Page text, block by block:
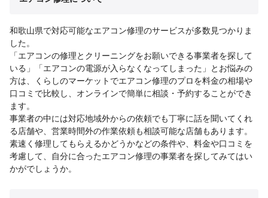
和歌山県で対応可能なエアコン修理のサービスが多数見つかりま
した。
「エアコンの修理とクリーニングをお願いできる事業者を探して
いる」「エアコンの電源が入らなくなってしまった」とお悩みの
方は、くらしのマーケットでエアコン修理のプロを料金の相場や
口コミで比較し、オンラインで簡単に相談・予約することができ
ます。
事業者の中には対応地域外からの依頼でも丁寧に話を聞いてくれ
る店舗や、営業時間外の作業依頼も相談可能な店舗もあります。
素速く修理してもらえるかどうかなどの条件や、料金や口コミを
考慮して、自分に合ったエアコン修理の事業者を探してみてはい
かがでしょうか。